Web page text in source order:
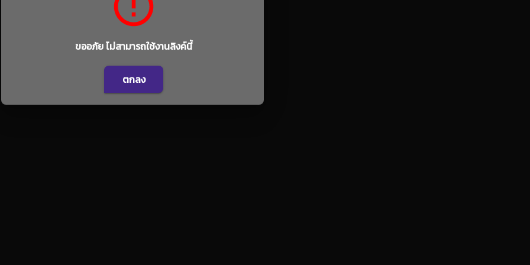
ขออภัย ไม่สามารถใช้งานลิงค์นี้
ตกลง